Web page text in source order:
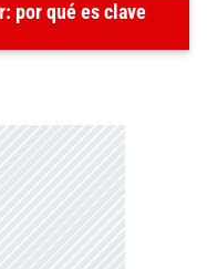
por qué es clave